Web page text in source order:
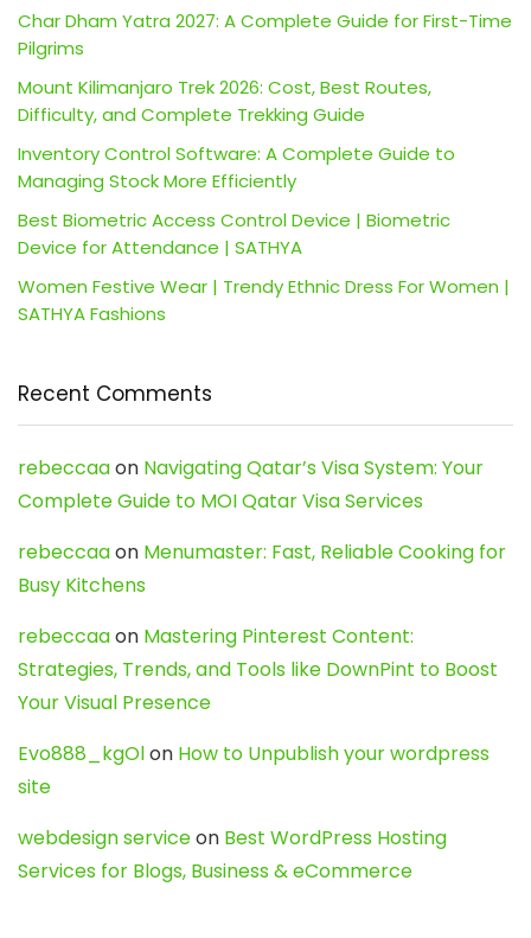
Char Dham Yatra 2027: A Complete Guide for First-Time
Pilgrims
Mount Kilimanjaro Trek 2026: Cost, Best Routes,
Difficulty, and Complete Trekking Guide
Inventory Control Software: A Complete Guide to
Managing Stock More Efficiently
Best Biometric Access Control Device | Biometric
Device for Attendance | SATHYA
Women Festive Wear | Trendy Ethnic Dress For Women |
SATHYA Fashions
Recent Comments
rebeccaaon Navigating Qatar’s Visa System: Your
Complete Guide to MOI Qatar Visa Services
rebeccaaon Menumaster: Fast, Reliable Cooking for
Busy Kitchens
rebeccaaon Mastering Pinterest Content:
Strategies, Trends, and Tools like DownPint to Boost
Your Visual Presence
Evo888_kgOlon How to Unpublish your wordpress
site
webdesign serviceon Best WordPress Hosting
Services for Blogs, Business & eCommerce